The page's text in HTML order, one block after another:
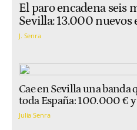
El paro encadena seis
Sevilla: 13.000 nuevos
J. Senra
Cae en Sevilla una banda
toda España: 100.000 €
Julia Senra